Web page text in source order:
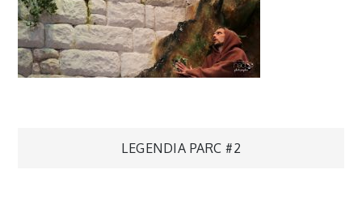
Navigation
LEGENDIA PARC #2